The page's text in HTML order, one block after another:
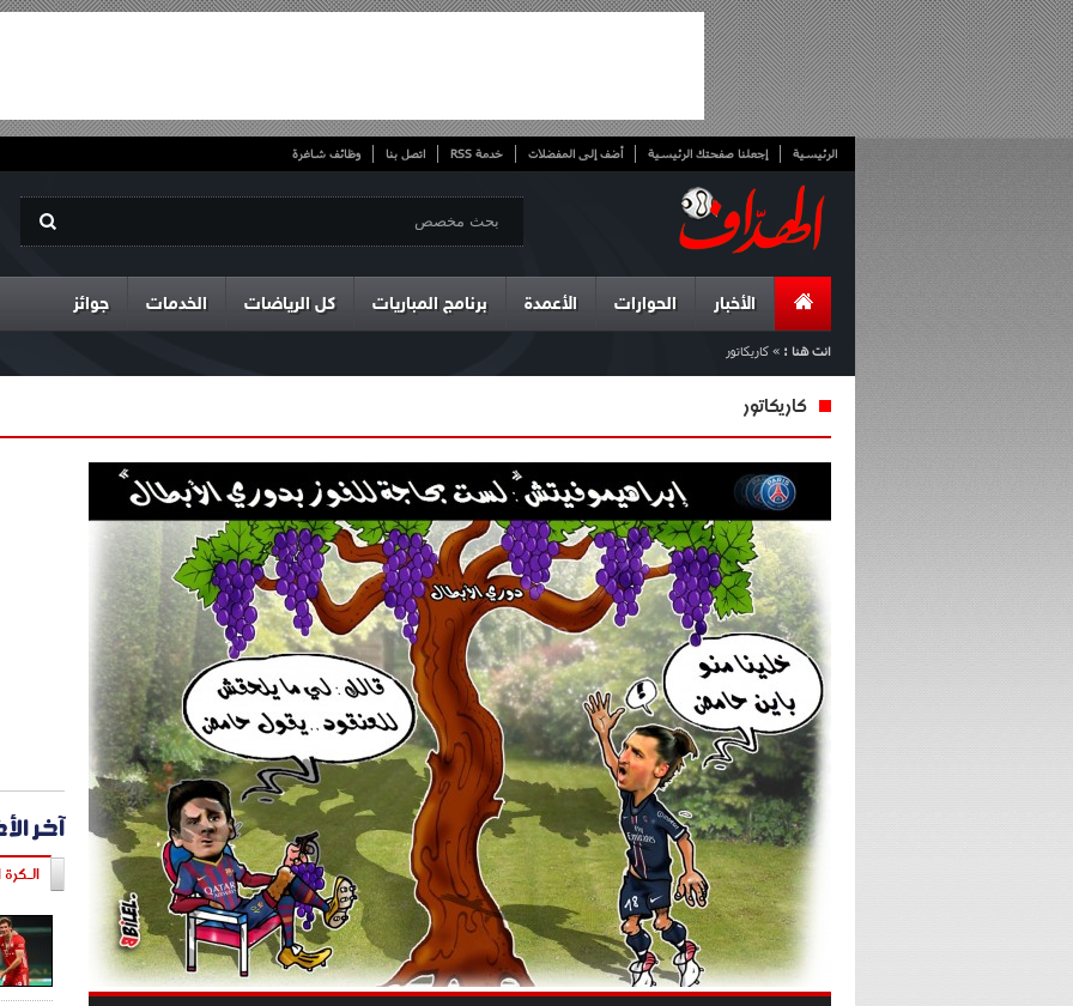
الرئيسية إجعلنا صفحتك الرئيسية أضف إلى المفضلات خدمة RSS اتصل بنا وظائف شاغرة
الأخبار الحوارات الأعمدة برنامج المباريات كل الرياضات الخدمات جوائز
انت هنا : » كاريكاتور
كاريكاتور
آخر
الـكرة